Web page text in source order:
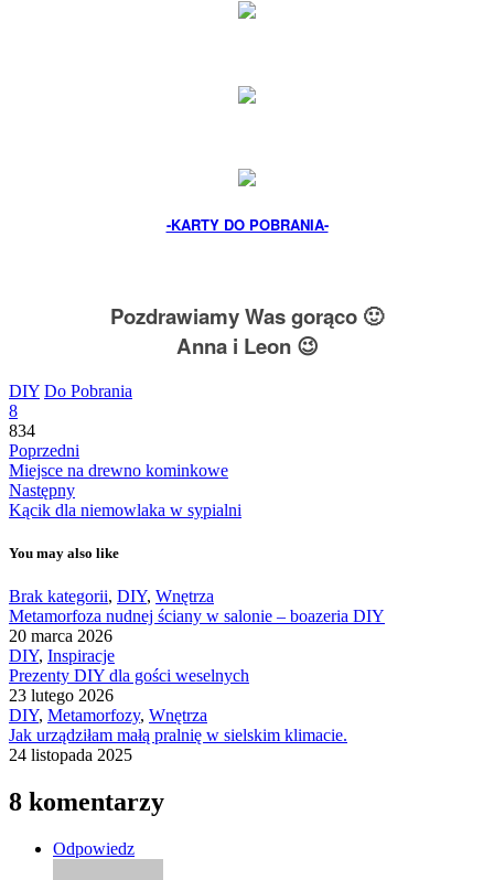
-KARTY DO POBRANIA-
Pozdrawiamy Was gorąco 🙂
Anna i Leon 😉
DIY Do Pobrania
8
834
Poprzedni
Miejsce na drewno kominkowe
Następny
Kącik dla niemowlaka w sypialni
You may also like
Brak kategorii, DIY, Wnętrza
Metamorfoza nudnej ściany w salonie – boazeria DIY
20 marca 2026
DIY, Inspiracje
Prezenty DIY dla gości weselnych
23 lutego 2026
DIY, Metamorfozy, Wnętrza
Jak urządziłam małą pralnię w sielskim klimacie.
24 listopada 2025
8 komentarzy
Odpowiedz